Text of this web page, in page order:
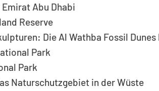
Abu Dhabi
Reserve
Die Al Wathba Fossil
Park
Park
Naturschutzgebiet in der Wüste